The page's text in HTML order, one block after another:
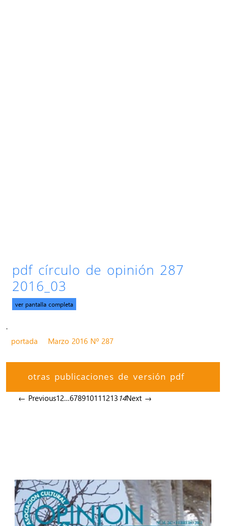
pdf círculo de opinión 287
2016_03
ver pantalla completa
.
portada
Marzo 2016 Nº 287
otras publicaciones de versión pdf
← Previous12…678910111213 14Next →